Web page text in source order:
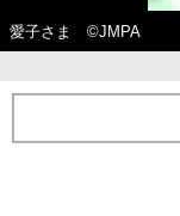
愛子さま ©JMPA